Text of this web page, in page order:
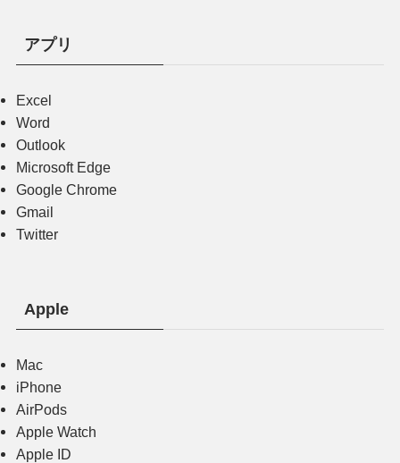
アプリ
Excel
Word
Outlook
Microsoft Edge
Google Chrome
Gmail
Twitter
Apple
Mac
iPhone
AirPods
Apple Watch
Apple ID